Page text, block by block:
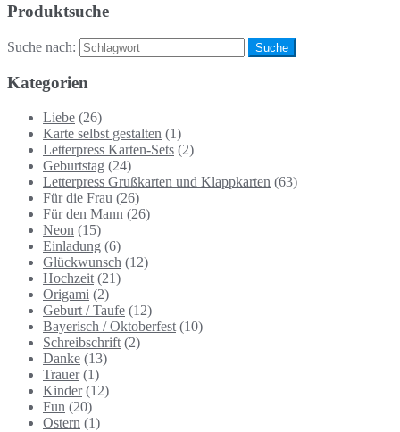
Produktsuche
Suche nach:
Kategorien
Liebe (26)
Karte selbst gestalten (1)
Letterpress Karten-Sets (2)
Geburtstag (24)
Letterpress Grußkarten und Klappkarten (63)
Für die Frau (26)
Für den Mann (26)
Neon (15)
Einladung (6)
Glückwunsch (12)
Hochzeit (21)
Origami (2)
Geburt / Taufe (12)
Bayerisch / Oktoberfest (10)
Schreibschrift (2)
Danke (13)
Trauer (1)
Kinder (12)
Fun (20)
Ostern (1)